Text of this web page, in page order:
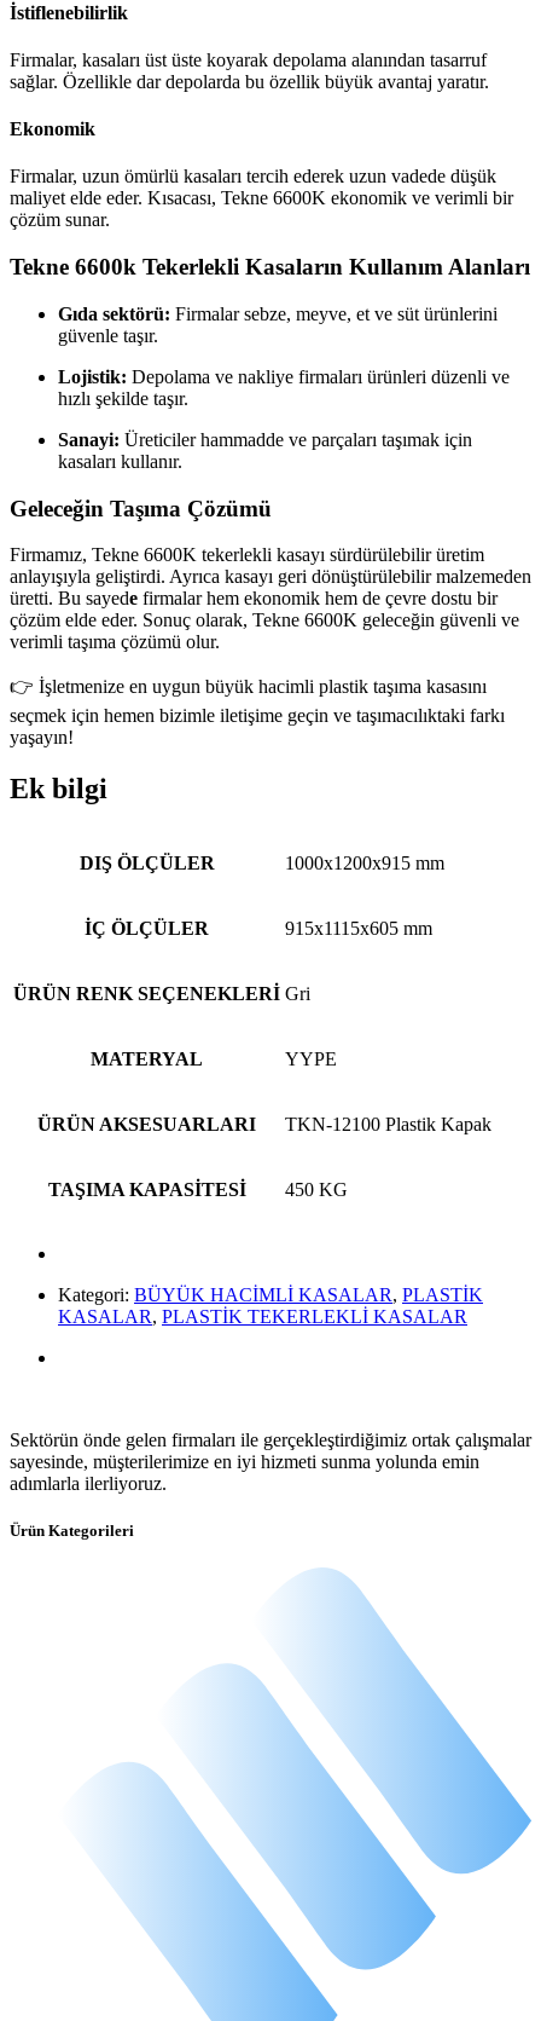
İstiflenebilirlik
Firmalar, kasaları üst üste koyarak depolama alanından tasarruf
sağlar. Özellikle dar depolarda bu özellik büyük avantaj yaratır.
Ekonomik
Firmalar, uzun ömürlü kasaları tercih ederek uzun vadede düşük
maliyet elde eder. Kısacası, Tekne 6600K ekonomik ve verimli bir
çözüm sunar.
Tekne 6600k Tekerlekli Kasaların Kullanım Alanları
Gıda sektörü: Firmalar sebze, meyve, et ve süt ürünlerini
güvenle taşır.
Lojistik: Depolama ve nakliye firmaları ürünleri düzenli ve
hızlı şekilde taşır.
Sanayi: Üreticiler hammadde ve parçaları taşımak için
kasaları kullanır.
Geleceğin Taşıma Çözümü
Firmamız, Tekne 6600K tekerlekli kasayı sürdürülebilir üretim
anlayışıyla geliştirdi. Ayrıca kasayı geri dönüştürülebilir malzemeden
üretti. Bu sayede firmalar hem ekonomik hem de çevre dostu bir
çözüm elde eder. Sonuç olarak, Tekne 6600K geleceğin güvenli ve
verimli taşıma çözümü olur.
👉 İşletmenize en uygun büyük hacimli plastik taşıma kasasını
seçmek için hemen bizimle iletişime geçin ve taşımacılıktaki farkı
yaşayın!
Ek bilgi
DIŞ ÖLÇÜLER 1000x1200x915 mm
İÇ ÖLÇÜLER 915x1115x605 mm
ÜRÜN RENK SEÇENEKLERİ Gri
MATERYAL YYPE
ÜRÜN AKSESUARLARI TKN-12100 Plastik Kapak
TAŞIMA KAPASİTESİ 450 KG
Kategori: BÜYÜK HACİMLİ KASALAR, PLASTİK
KASALAR, PLASTİK TEKERLEKLİ KASALAR
Sektörün önde gelen firmaları ile gerçekleştirdiğimiz ortak çalışmalar
sayesinde, müşterilerimize en iyi hizmeti sunma yolunda emin
adımlarla ilerliyoruz.
Ürün Kategorileri